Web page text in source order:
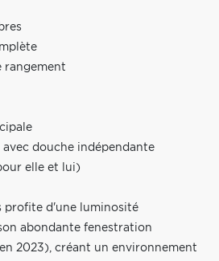
rangement
avec douche indépendante
elle et lui)
profite d'une luminosité
abondante fenestration
2023), créant un environnement